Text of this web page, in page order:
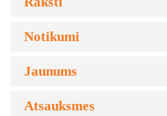
Notikumi
Jaunums
Atsauksmes